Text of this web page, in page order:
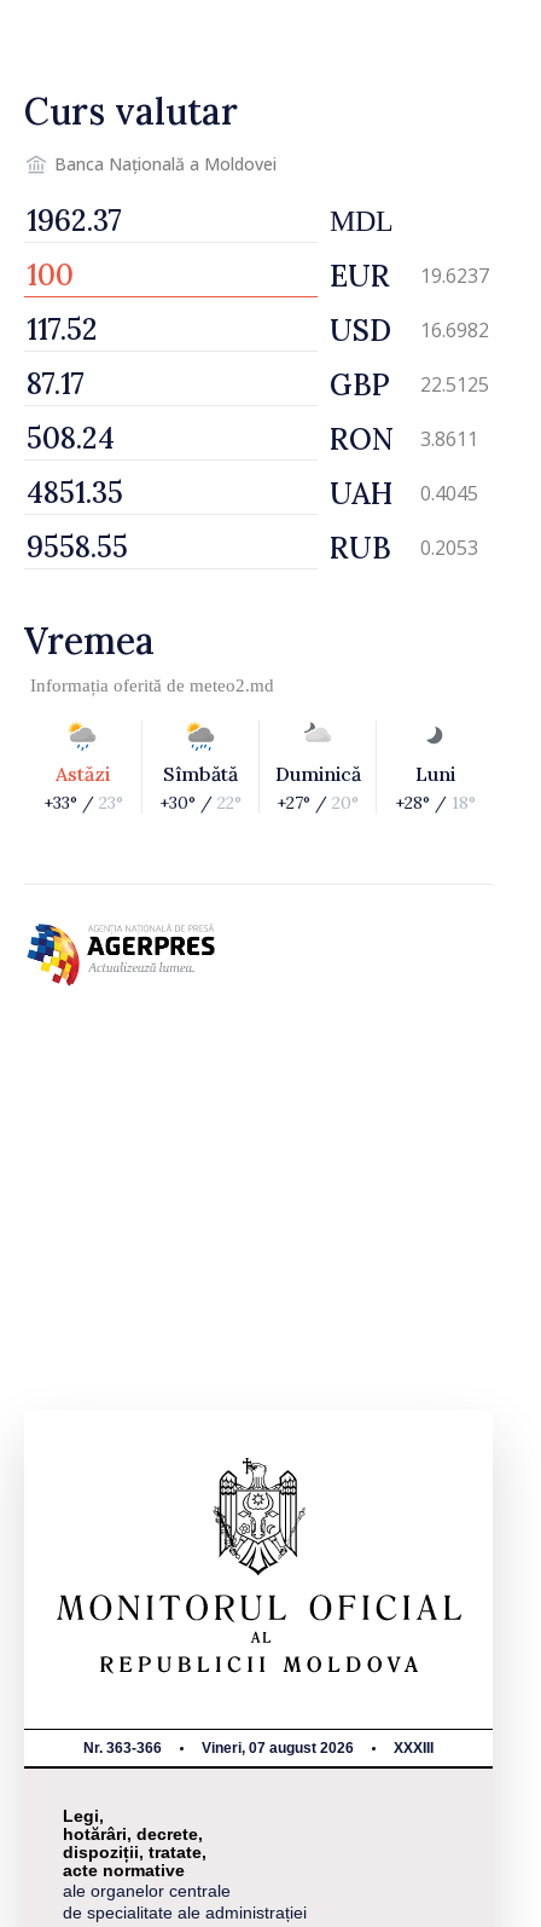
Curs valutar
Banca Națională a Moldovei
MDL
EUR 19.6237
USD 16.6982
GBP 22.5125
RON 3.8611
UAH 0.4045
RUB 0.2053
Vremea
Informația oferită de meteo2.md
Astăzi
+33° / 23°
Sîmbătă
+30° / 22°
Duminică
+27° / 20°
Luni
+28° / 18°
Nr. 363-366 Vineri, 07 august 2026 XXXIII
Legi,
hotărâri, decrete,
dispoziții, tratate,
acte normative
ale organelor centrale
de specialitate ale administrației